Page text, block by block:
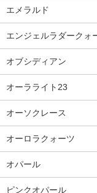
エメラルド
エンジェルラダークォ
オブシディアン
オーラライト23
オーソクレース
オーロラクォーツ
オパール
ピンクオパール